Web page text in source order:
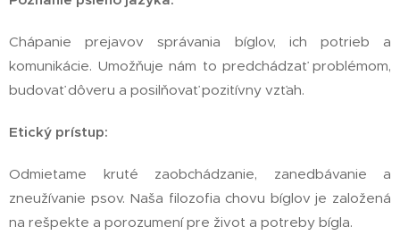
Chápanie prejavov správania bíglov, ich potrieb a
komunikácie. Umožňuje nám to predchádzať problémom,
budovať dôveru a posilňovať pozitívny vzťah.
Etický prístup:
Odmietame kruté zaobchádzanie, zanedbávanie a
zneužívanie psov. Naša filozofia chovu bíglov je založená
na rešpekte a porozumení pre život a potreby bígla.